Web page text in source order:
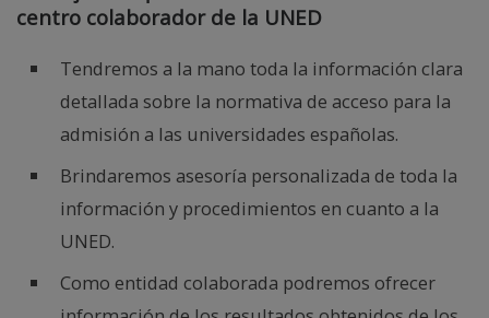
centro colaborador de la UNED
Tendremos a la mano toda la información clara
detallada sobre la normativa de acceso para la
admisión a las universidades españolas.
Brindaremos asesoría personalizada de toda la
información y procedimientos en cuanto a la
UNED.
Como entidad colaborada podremos ofrecer